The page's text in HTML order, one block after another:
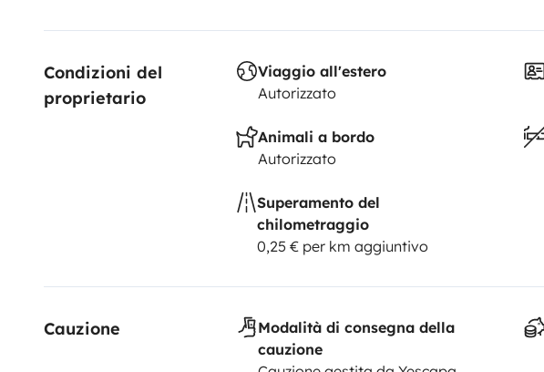
Condizioni del
proprietario
Viaggio all'estero
Autorizzato
Animali a bordo
Autorizzato
Superamento del
chilometraggio
0,25 € per km aggiuntivo
Cauzione
Modalità di consegna della
cauzione